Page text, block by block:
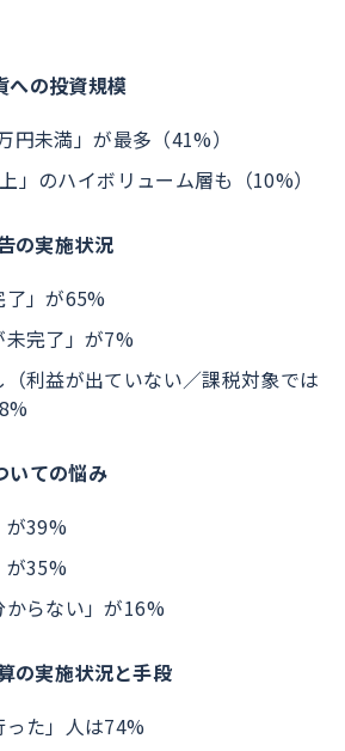
への投資規模
円未満」が最多（41%）
」のハイボリューム層も（10%）
の実施状況
了」が65%
未完了」が7%
（利益が出ていない／課税対象では
いての悩み
が39%
が35%
からない」が16%
の実施状況と手段
った」人は74%